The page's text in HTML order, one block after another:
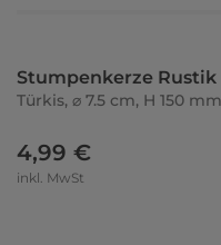
Stumpenkerze Rustik
Türkis, ⌀ 7.5 cm, H 150 mm
4,99 €
inkl. MwSt